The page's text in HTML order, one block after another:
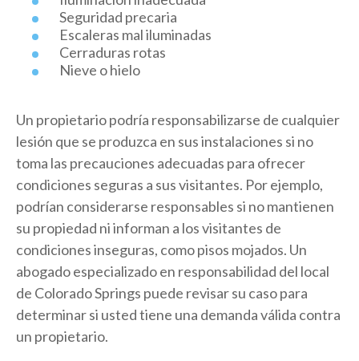
Seguridad precaria
Escaleras mal iluminadas
Cerraduras rotas
Nieve o hielo
Un propietario podría responsabilizarse de cualquier
lesión que se produzca en sus instalaciones si no
toma las precauciones adecuadas para ofrecer
condiciones seguras a sus visitantes. Por ejemplo,
podrían considerarse responsables si no mantienen
su propiedad ni informan a los visitantes de
condiciones inseguras, como pisos mojados. Un
abogado especializado en responsabilidad del local
de Colorado Springs puede revisar su caso para
determinar si usted tiene una demanda válida contra
un propietario.